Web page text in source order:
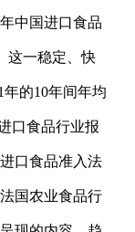
中国进口食品
这一稳定、快
的10年间年均
口食品行业报
口食品准入法
国农业食品行